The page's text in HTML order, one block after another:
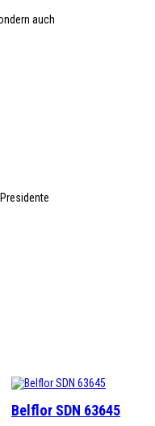
auch
Presidente
Belflor SDN 63645